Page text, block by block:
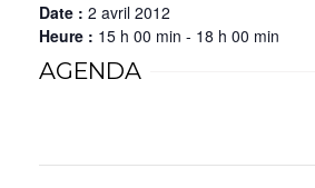
Date : 2 avril 2012
Heure : 15 h 00 min - 18 h 00 min
AGENDA